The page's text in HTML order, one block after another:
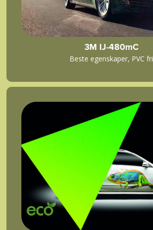
3M IJ-480mC
Beste egenskaper, PVC fri